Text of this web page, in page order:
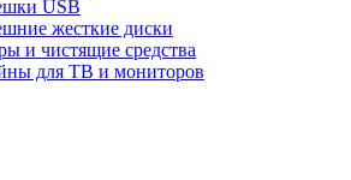
USB
жесткие диски
и чистящие средства
для ТВ и мониторов